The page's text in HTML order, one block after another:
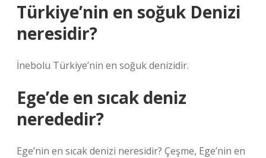
Türkiye’nin en soğuk Denizi
neresidir?
İnebolu Türkiye’nin en soğuk denizidir.
Ege’de en sıcak deniz
nerededir?
Ege’nin en sıcak denizi neresidir? Çeşme, Ege’nin en